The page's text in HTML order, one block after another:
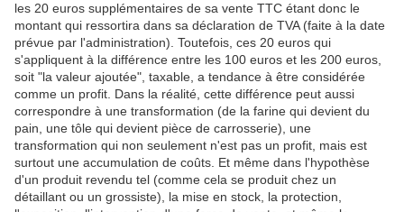
les 20 euros supplémentaires de sa vente TTC étant donc le
montant qui ressortira dans sa déclaration de TVA (faite à la date
prévue par l'administration). Toutefois, ces 20 euros qui
s'appliquent à la différence entre les 100 euros et les 200 euros,
soit "la valeur ajoutée", taxable, a tendance à être considérée
comme un profit. Dans la réalité, cette différence peut aussi
correspondre à une transformation (de la farine qui devient du
pain, une tôle qui devient pièce de carrosserie), une
transformation qui non seulement n'est pas un profit, mais est
surtout une accumulation de coûts. Et même dans l'hypothèse
d'un produit revendu tel (comme cela se produit chez un
détaillant ou un grossiste), la mise en stock, la protection,